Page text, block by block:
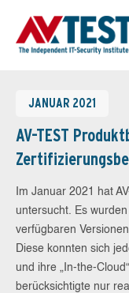
JANUAR 2021
AV-TEST
Im Januar 2021 hat
untersucht. Es
verfügbaren
Diese konnten sich
und ihre „In-the-
berücksichtigte nur